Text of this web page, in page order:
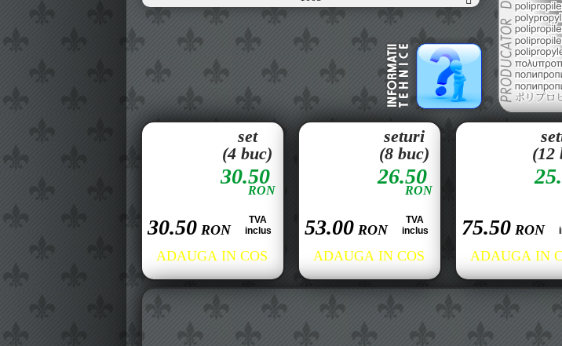
30.50
RON
30.50RON
TVA
inclus
set
(4 buc)
26.50
RON
53.00RON
TVA
inclus
seturi
(8 buc)
75.50RON
(12